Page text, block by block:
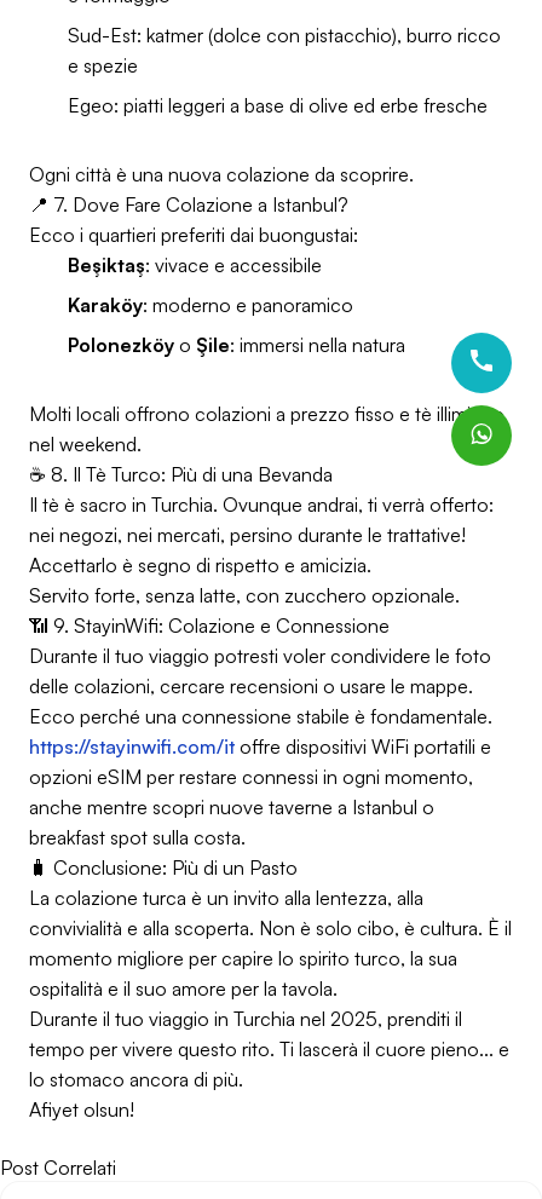
Sud-Est: katmer (dolce con pistacchio), burro ricco
e spezie
Egeo: piatti leggeri a base di olive ed erbe fresche
Ogni città è una nuova colazione da scoprire.
📍 7. Dove Fare Colazione a Istanbul?
Ecco i quartieri preferiti dai buongustai:
Beşiktaş: vivace e accessibile
Karaköy: moderno e panoramico
Polonezköy o Şile: immersi nella natura
Molti locali offrono colazioni a prezzo fisso e tè illimitato
nel weekend.
☕ 8. Il Tè Turco: Più di una Bevanda
Il tè è sacro in Turchia. Ovunque andrai, ti verrà offerto:
nei negozi, nei mercati, persino durante le trattative!
Accettarlo è segno di rispetto e amicizia.
Servito forte, senza latte, con zucchero opzionale.
📶 9. StayinWifi: Colazione e Connessione
Durante il tuo viaggio potresti voler condividere le foto
delle colazioni, cercare recensioni o usare le mappe.
Ecco perché una connessione stabile è fondamentale.
https://stayinwifi.com/it offre dispositivi WiFi portatili e
opzioni eSIM per restare connessi in ogni momento,
anche mentre scopri nuove taverne a Istanbul o
breakfast spot sulla costa.
🧳 Conclusione: Più di un Pasto
La colazione turca è un invito alla lentezza, alla
convivialità e alla scoperta. Non è solo cibo, è cultura. È il
momento migliore per capire lo spirito turco, la sua
ospitalità e il suo amore per la tavola.
Durante il tuo viaggio in Turchia nel 2025, prenditi il
tempo per vivere questo rito. Ti lascerà il cuore pieno... e
lo stomaco ancora di più.
Afiyet olsun!
Post Correlati